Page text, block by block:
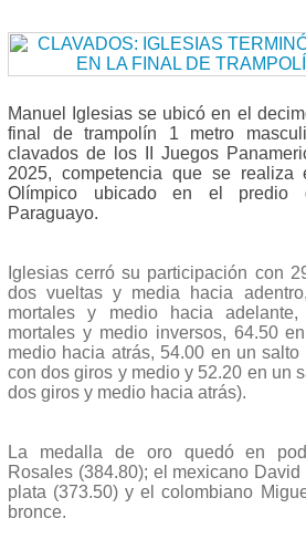
Manuel Iglesias se ubicó en el
final de trampolín 1 metro
clavados de los II Juegos
2025, competencia que se realiza
Olímpico ubicado en el predio
Paraguayo.
Iglesias cerró su participación con
dos vueltas y media hacia
mortales y medio hacia
mortales y medio inversos, 64.50
medio hacia atrás, 54.00 en un
con dos giros y medio y 52.20 en un
dos giros y medio hacia atrás).
La medalla de oro quedó en
Rosales (384.80); el mexicano
plata (373.50) y el colombiano
bronce.